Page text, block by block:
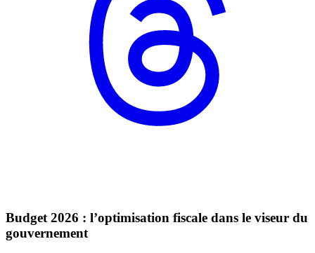
Budget 2026 : l’optimisation fiscale dans le viseur du
gouvernement